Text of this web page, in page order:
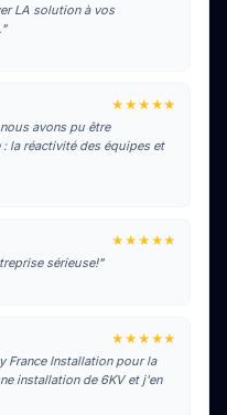
LA solution à vos
★★★★★
avons pu être
la réactivité des équipes et
★★★★★
sérieuse!"
★★★★★
France Installation pour la
installation de 6KV et j'en